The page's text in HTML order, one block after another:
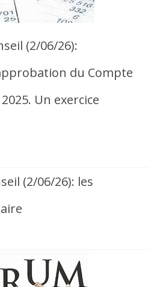
(2/06/26):
du Compte
Un exercice
(2/06/26): les